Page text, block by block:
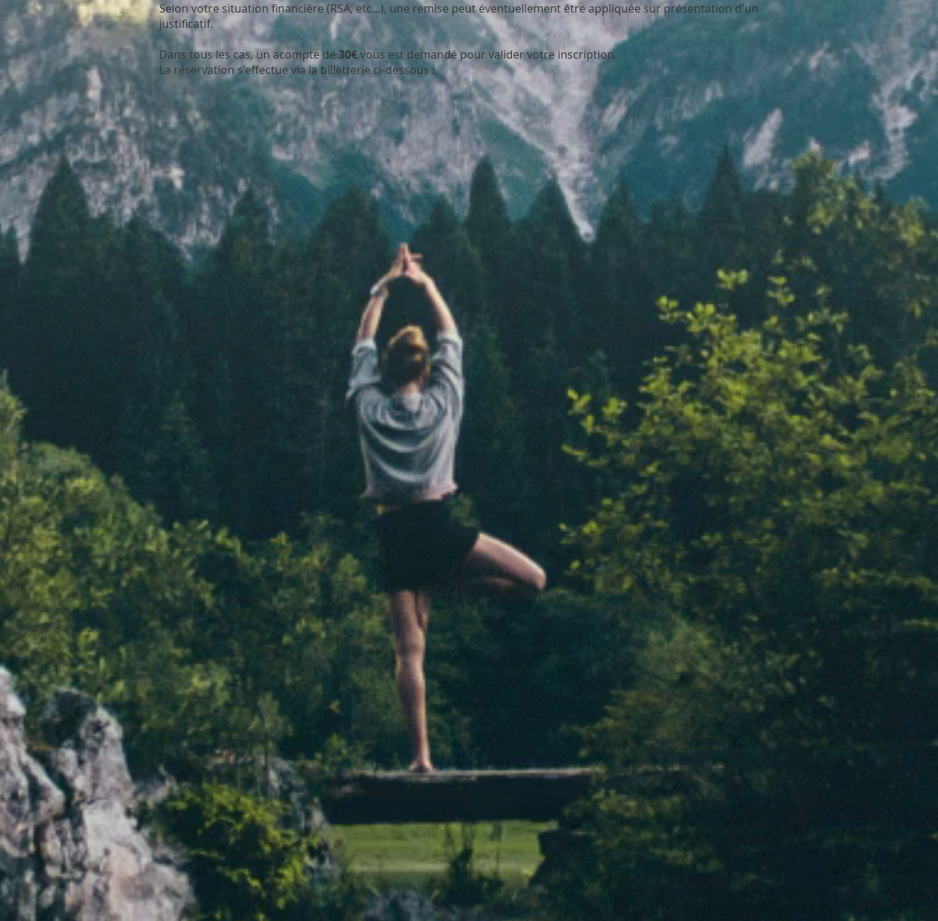
Selon votre situation financière (RSA, etc...), une remise peut éventuellement être appliquée sur présentation d'un
justificatif.
Dans tous les cas, un acompte de 30€vous est demandé pour valider votre inscription.
La réservation s'effectue via la billetterie ci-dessous :